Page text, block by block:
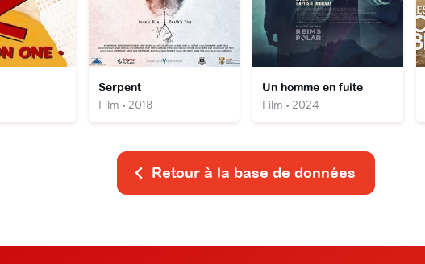
Serpent
Film • 2018
Un homme en fuite
Film • 2024
Retour à la base de données